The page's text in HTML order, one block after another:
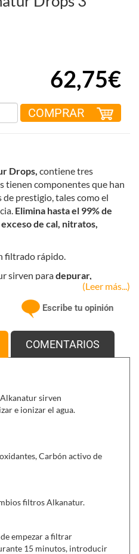
62,75€
COMPRAR
Drops, contiene tres
tienen componentes que han
prestigio, tales como el
Elimina hasta el 99% de
de cal, nitratos,
filtrado rápido.
sirven paradepurar,
(Leer más...)
Escribe tu opinión
COMENTARIOS
sirven
e ionizar el agua.
Carbón activo de
filtros Alkanatur.
empezar a filtrar
15 minutos, introducir